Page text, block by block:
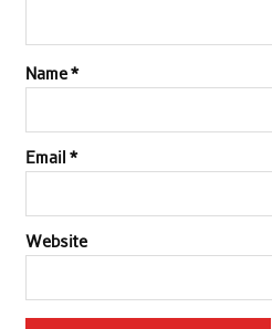
Name*
Email *
Website